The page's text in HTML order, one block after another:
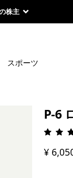
株主
スポーツ
P-6
¥